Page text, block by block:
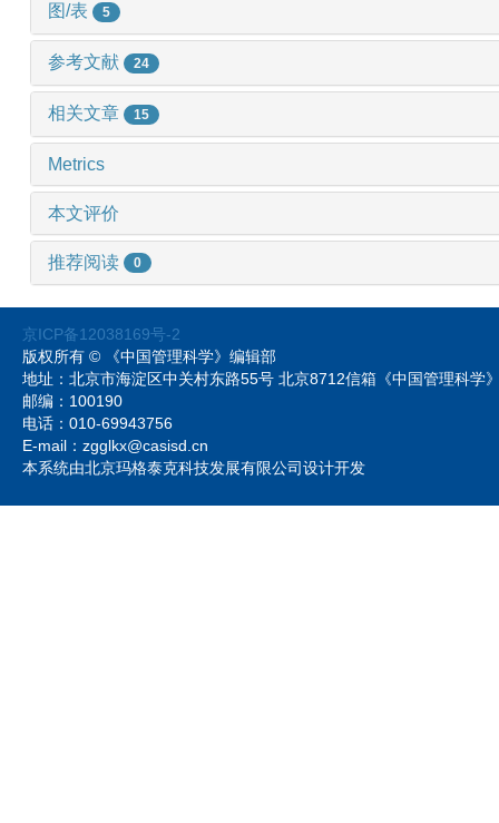
图/表 5
参考文献 24
相关文章 15
Metrics
本文评价
推荐阅读 0
京ICP备12038169号-2
版权所有 © 《中国管理科学》编辑部
地址：北京市海淀区中关村东路55号 北京8712信箱《中国管理科
邮编：100190
电话：010-69943756
E-mail：zgglkx@casisd.cn
本系统由北京玛格泰克科技发展有限公司设计开发